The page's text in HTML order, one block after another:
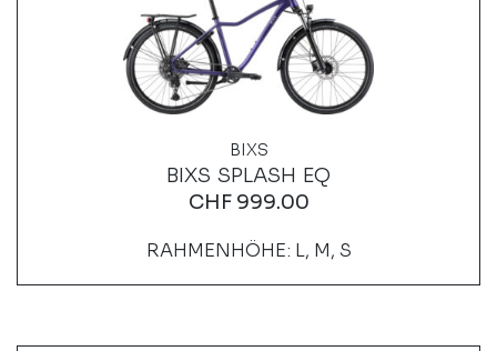
BIXS
BIXS SPLASH EQ
CHF999.00
RAHMENHÖHE: L, M, S